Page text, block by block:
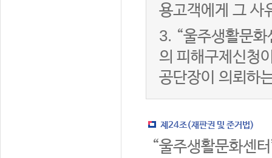
용고객에게 그 사
3. “울주생활문
의 피해구제신청
공단장이 의뢰하
제24조(재판권 및 준거법)
“울주생활문화센